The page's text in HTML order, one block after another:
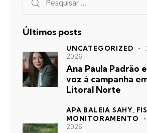
Últimos posts
UNCATEGORIZED
2026
Ana Paula Padrão
voz à campanha
Litoral Norte
APA BALEIA SAHY,
MONITORAMENTO
2026